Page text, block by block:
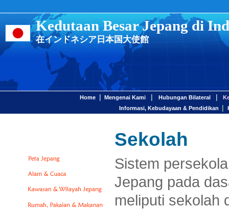
Kedutaan Besar Jepang di
在インドネシア日本国大使館
Home | Mengenai Kami | Hubungan Bilateral |
Informasi, Kebudayaan & Pendidikan
|
Sekolah
Sistem
Jepang pada
meliputi sekolah